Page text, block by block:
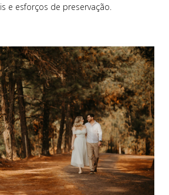
e esforços de preservação.